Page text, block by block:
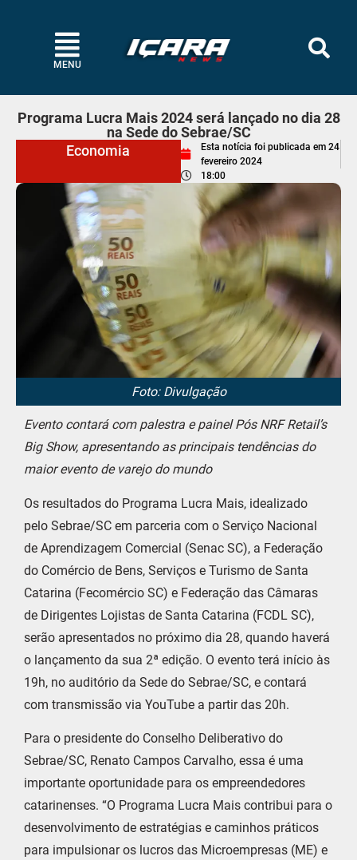
MENU
Programa Lucra Mais 2024 será lançado no dia 28
na Sede do Sebrae/SC
Economia
Esta notícia foi publicada em 24
fevereiro 2024
18:00
Foto: Divulgação
Evento contará com palestra e painel Pós NRF Retail’s
Big Show, apresentando as principais tendências do
maior evento de varejo do mundo
Os resultados do Programa Lucra Mais, idealizado
pelo Sebrae/SC em parceria com o Serviço Nacional
de Aprendizagem Comercial (Senac SC), a Federação
do Comércio de Bens, Serviços e Turismo de Santa
Catarina (Fecomércio SC) e Federação das Câmaras
de Dirigentes Lojistas de Santa Catarina (FCDL SC),
serão apresentados no próximo dia 28, quando haverá
o lançamento da sua 2ª edição. O evento terá início às
19h, no auditório da Sede do Sebrae/SC, e contará
com transmissão via YouTube a partir das 20h.
Para o presidente do Conselho Deliberativo do
Sebrae/SC, Renato Campos Carvalho, essa é uma
importante oportunidade para os empreendedores
catarinenses. “O Programa Lucra Mais contribui para o
desenvolvimento de estratégias e caminhos práticos
para impulsionar os lucros das Microempresas (ME) e